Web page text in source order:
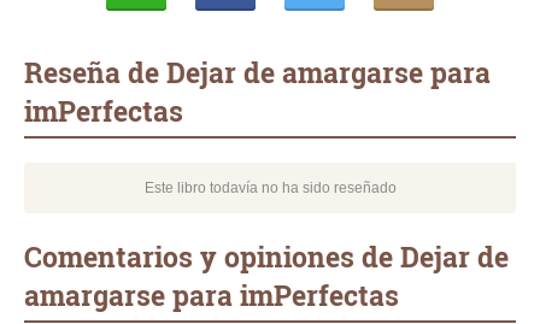
Reseña de Dejar de amargarse para
imPerfectas
Este libro todavía no ha sido reseñado
Comentarios y opiniones de Dejar de
amargarse para imPerfectas